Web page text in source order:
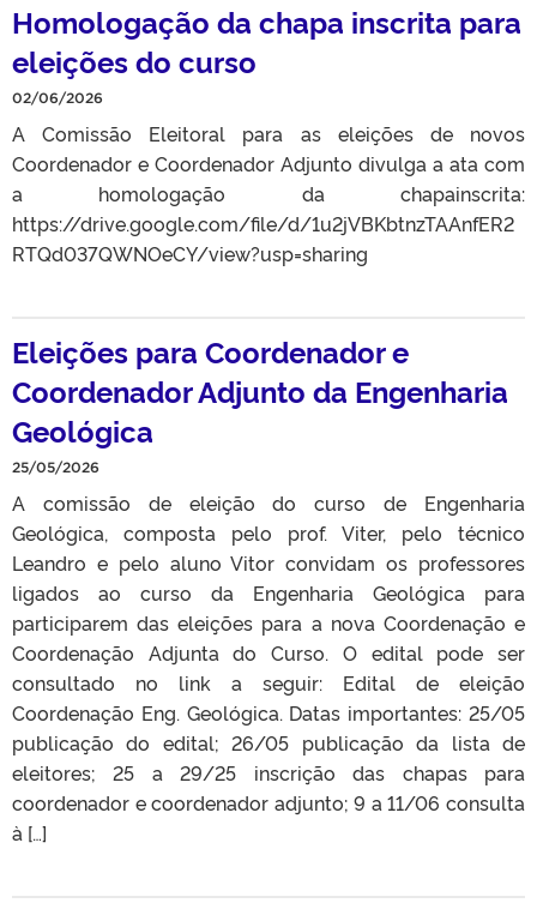
Homologação da chapa inscrita para
eleições do curso
02/06/2026
A Comissão Eleitoral para as eleições de novos
Coordenador e Coordenador Adjunto divulga a ata com
a homologação da chapainscrita:
https://drive.google.com/file/d/1u2jVBKbtnzTAAnfER2
RTQd037QWNOeCY/view?usp=sharing
Eleições para Coordenador e
Coordenador Adjunto da Engenharia
Geológica
25/05/2026
A comissão de eleição do curso de Engenharia
Geológica, composta pelo prof. Viter, pelo técnico
Leandro e pelo aluno Vitor convidam os professores
ligados ao curso da Engenharia Geológica para
participarem das eleições para a nova Coordenação e
Coordenação Adjunta do Curso. O edital pode ser
consultado no link a seguir: Edital de eleição
Coordenação Eng. Geológica. Datas importantes: 25/05
publicação do edital; 26/05 publicação da lista de
eleitores; 25 a 29/25 inscrição das chapas para
coordenador e coordenador adjunto; 9 a 11/06 consulta
à […]